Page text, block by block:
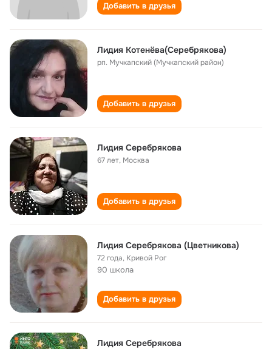
Добавить в друзья
Лидия Котенёва(Серебрякова)
рп. Мучкапский (Мучкапский район)
Добавить в друзья
Лидия Серебрякова
67 лет, Москва
Добавить в друзья
Лидия Серебрякова (Цветникова)
72 года, Кривой Рог
90 школа
Добавить в друзья
Лидия Серебрякова